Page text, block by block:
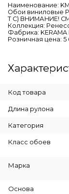
Наименование:
Обои виниловые
Т C) ВНИМАНИЕ!
Коллекция:
Фабрика: KERAMA
Розничная цена: 5
Код товара
Длина рулона
Категория
Класс обоев
Марка
Основа